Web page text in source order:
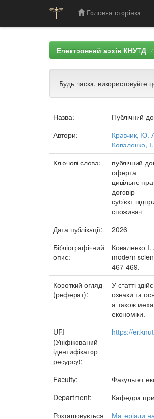
Головна сторінка
Електронний архів КНУТД
Будь ласка, використовуйте
Назва:
Публічний
Автори:
Кравчик, Ю.
Коваленко,
Ключові слова:
публічний
оферта
цивільне
договір
суб’єкт
споживач
Дата публікації:
2026
Бібліографічний
опис:
Коваленко
modern
467-469.
Короткий огляд
(реферат):
У статті
ознаки та
а також
економіки.
URI
(Уніфікований
ідентифікатор
ресурсу):
https://
Faculty:
Факультет
Department:
Кафедра
Розташовується
Матеріали